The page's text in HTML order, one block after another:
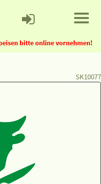
bitte online vornehmen!
SK10077